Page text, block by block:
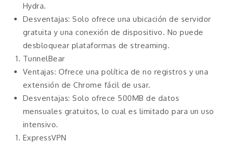
Hydra.
Desventajas: Solo ofrece una ubicación de servidor
gratuita y una conexión de dispositivo. No puede
desbloquear plataformas de streaming.
TunnelBear
Ventajas: Ofrece una política de no registros y una
extensión de Chrome fácil de usar.
Desventajas: Solo ofrece 500MB de datos
mensuales gratuitos, lo cual es limitado para un uso
intensivo.
ExpressVPN